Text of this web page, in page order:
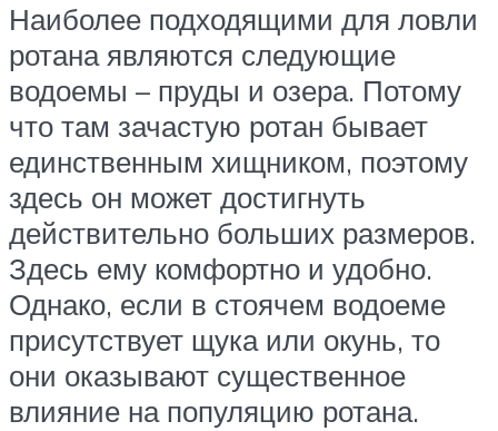
Наиболее подходящими для ловли
ротана являются следующие
водоемы – пруды и озера. Потому
что там зачастую ротан бывает
единственным хищником, поэтому
здесь он может достигнуть
действительно больших размеров.
Здесь ему комфортно и удобно.
Однако, если в стоячем водоеме
присутствует щука или окунь, то
они оказывают существенное
влияние на популяцию ротана.